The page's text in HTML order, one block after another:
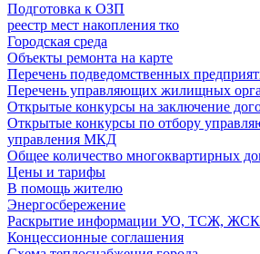
Подготовка к ОЗП
реестр мест накопления тко
Городская среда
Объекты ремонта на карте
Перечень подведомственных
Перечень управляющих жилищных
Открытые конкурсы на заключение
Открытые конкурсы по отбору
управления МКД
Общее количество многоквартирных
Цены и тарифы
В помощь жителю
Энергосбережение
Раскрытие информации УО, ТСЖ, ЖСК
Концессионные соглашения